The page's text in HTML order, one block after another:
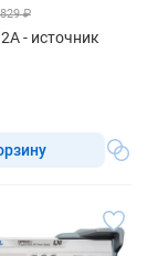
₽
- источник